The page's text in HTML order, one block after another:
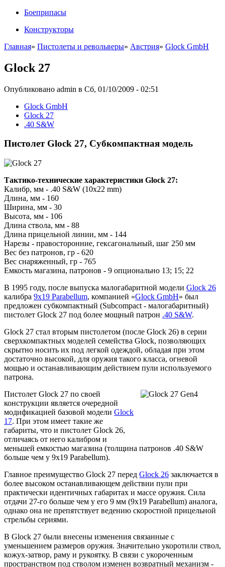
Боеприпасы
Конструкторы
Главная» Пистолеты и револьверы» Австрия» Glock GmbH
Glock 27
Опубликовано admin в Сб, 01/10/2009 - 02:51
Glock GmbH
Glock 27
.40 S&W
Пистолет Glock 27, Субкомпактная модель
Тактико-технические характеристики Glock 27:
Калибр, мм - .40 S&W (10x22 mm)
Длина, мм - 160
Ширина, мм - 30
Высота, мм - 106
Длина ствола, мм - 88
Длина прицельной линии, мм - 144
Нарезы - правосторонние, гексагональный, шаг 250 мм
Вес без патронов, гр - 620
Вес снаряженный, гр - 765
Емкость магазина, патронов - 9 опционально 13; 15; 22
В 1995 году, после выпуска малогабаритной модели Glock 26
калибра 9x19 Parabellum, компанией «Glock GmbH» был
предложен субкомпактный (Subcompact - малогабаритный)
пистолет Glock 27 под более мощный патрон .40 S&W.
Glock 27 стал вторым пистолетом (после Glock 26) в серии
сверхкомпактных моделей семейства Glock, позволяющих
скрытно носить их под легкой одеждой, обладая при этом
достаточно высокой, для оружия такого класса, огневой
мощью и останавливающим действием пули используемого
патрона.
Пистолет Glock 27 по своей
конструкции является очередной
модификацией базовой модели Glock
17. При этом имеет такие же
габариты, что и пистолет Glock 26,
отличаясь от него калибром и
меньшей емкостью магазина (толщина патронов .40 S&W
больше чем у 9x19 Parabellum).
Главное преимущество Glock 27 перед Glock 26 заключается в
более высоком останавливающем действии пули при
практически идентичных габаритах и массе оружия. Сила
отдачи 27-го больше чем у его 9 мм (9x19 Parabellum) аналога,
однако она не препятствует ведению скоростной прицельной
стрельбы сериями.
В Glock 27 были внесены изменения связанные с
уменьшением размеров оружия. Значительно укоротили ствол,
кожух-затвор, раму и рукоятку. В связи с укороченным
пространством под стволом изменен возвратный механизм -